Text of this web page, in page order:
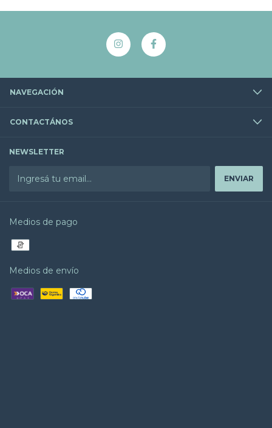
NAVEGACIÓN
CONTACTÁNOS
NEWSLETTER
Medios de pago
Medios de envío